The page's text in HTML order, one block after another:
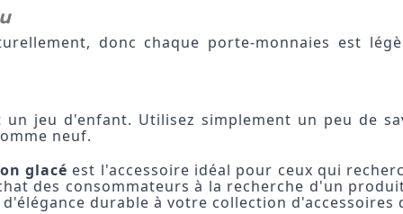
donc chaque porte-monnaies est
un jeu d'enfant. Utilisez simplement un peu de
neuf.
glacé est l'accessoire idéal pour ceux qui
des consommateurs à la recherche d'un
durable à votre collection d'accessoires